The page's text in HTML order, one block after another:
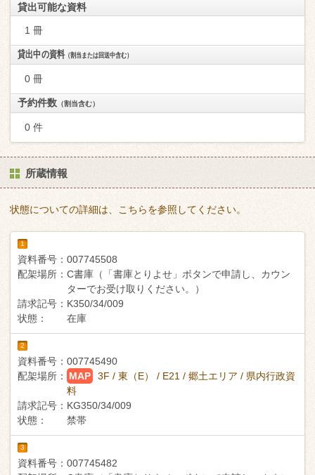
貸出可能な資料
1 冊
貸出中の資料（割当または回送中含む）
0 冊
予約件数 （割当含む）
0 件
所蔵情報
状態についての詳細は、こちらを参照してください。
1
資料番号： 007745508
配架場所： C書庫（「書庫とりよせ」ボタンで申請し、カウン
ターでお受け取りください。）
請求記号： K350/34/009
状態：
在庫
2
資料番号： 007745490
配架場所：
MAP
3F / 東（E） / E21 / 郷土エリア / 県内行政資
料
請求記号： KG350/34/009
状態：
禁帯
3
資料番号： 007745482